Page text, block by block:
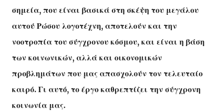
σημεία, που είναι βασικά στη σκέψη του μεγάλου
αυτού Ρώσου λογοτέχνη, αποτελούν και την
νοοτροπία του σύγχρονου κόσμου, και είναι η βάση
των κοινωνικών, αλλά και οικονομικών
προβλημάτων που μας απασχολούν τον τελευταίο
καιρό. Γι αυτό, το έργο καθρεπτίζει την σύγχρονη
κοινωνία μας.